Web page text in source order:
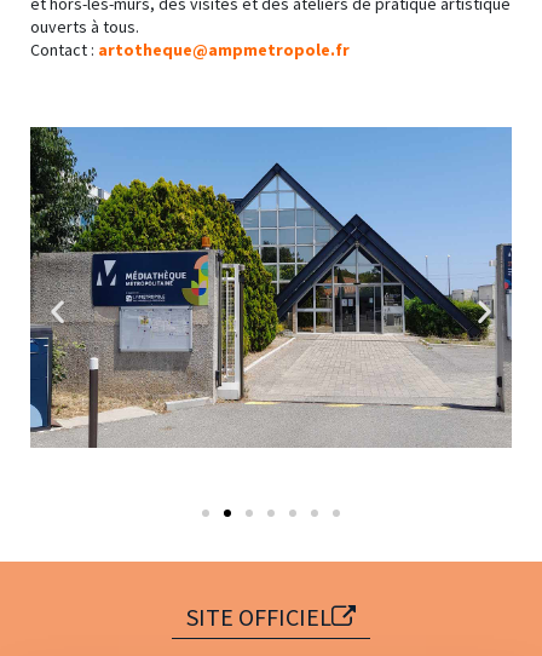
ouverts à tous.
Contact : artotheque@ampmetropole.fr
SITE OFFICIEL